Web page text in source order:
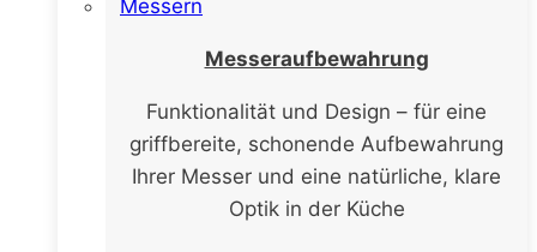
Messeraufbewahrung
Funktionalität und Design – für eine
griffbereite, schonende Aufbewahrung
Ihrer Messer und eine natürliche, klare
Optik in der Küche